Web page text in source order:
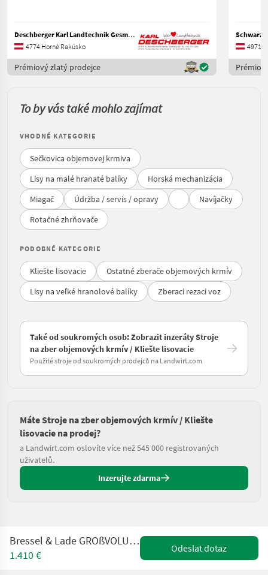
Deschberger Karl Landtechnik GesmbH & Co KG
4774 Horné Rakúsko
Prémiový zlatý prodejce
4971
To by vás také mohlo zajímat
VHODNÉ KATEGORIE
Sečkovica objemovej krmiva
Lisy na malé hranaté balíky
Horská mechanizácia
Miagač
Údržba / servis / opravy
Navíjačky
Rotačné zhrňovače
PODOBNÉ KATEGORIE
Kliešte lisovacie
Ostatné zberače objemových krmív
Lisy na veľké hranolové balíky
Zberaci rezaci voz
Také od soukromých osob: Zobrazit inzeráty Stroje
na zber objemových krmív / Kliešte lisovacie
Použité stroje od soukromých prodejců na Landwirt.com
Máte Stroje na zber objemových krmív / Kliešte
lisovacie na prodej?
a Landwirt.com oslovíte více než 545 000 registrovaných
uživatelů.
Inzerujte zdarma
Bressel & Lade GROßVOLUMENSCHAUFEL 2,40 |CLAAS SCORPION
1.410 €
Odeslat dotaz